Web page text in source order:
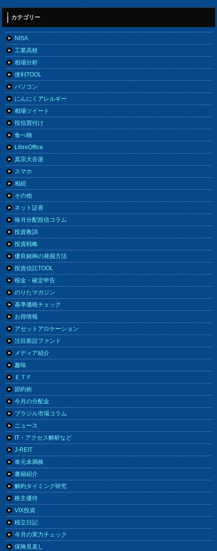
カテゴリー
NISA
工業高校
相場分析
便利TOOL
パソコン
にんにくアレルギー
相場ツイート
投信買付け
食べ物
LibreOffice
真宗大谷派
スマホ
相続
その他
ネット証券
毎月分配投信コラム
投資教訓
投資戦略
優良銘柄の発掘方法
投資信託TOOL
税金・確定申告
のりたマガジン
基準価格チェック
お得情報
アセットアロケーション
注目新設ファンド
メディア紹介
趣味
ＥＴＦ
節約術
今月の分配金
ブラジル市場コラム
ニュース
IT・アクセス解析など
J-REIT
単元未満株
書籍紹介
解約タイミング研究
株主優待
VIX投資
積立日記
今月の実力チェック
保険見直し